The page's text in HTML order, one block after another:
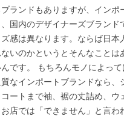
ランドもありますが、インポ
国内のデザイナーズブランド
感は異なります。ならば日本
ないのかというとそんなことは
です。 もちろんモノによっ
なインポートブランドなら、
ートまで袖、裾の丈詰め、ウ
店では「できません」と言わ